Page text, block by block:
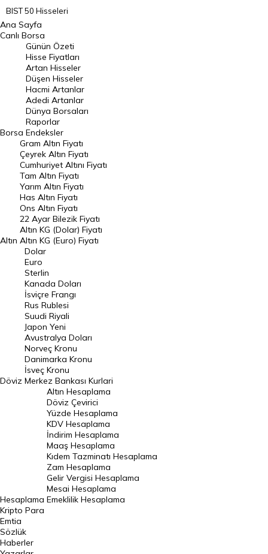
BIST 50 Hisseleri
BIST 100 Hisseleri
En Çok Artan Hisseler
En Çok Düşen Hisseler
Hacmi Artanlar
Geçmiş Kapanışlar
Dünya Borsaları
Raporlar
Endeksler
DÖVİZ
Döviz Kuru
Dolar Kuru
Euro Kuru
Pound Kuru
Frank Kuru
Riyal Kuru
Avustralya Doları
Danimarka Kronu Kuru
Kanada Doları Kuru
Norveç Kronu Kuru
İsveç Kronu Kuru
Japon Yeni Kuru
Serbest Piyasa Döviz Kurları
Merkez Bankası Döviz Kurları
Altın Fiyatları
Gram Altın Fiyatı
Çeyrek Altın Fiyatı
Ana Sayfa
Canlı Borsa
Borsa
Günün Özeti
Hisse Fiyatları
Artan Hisseler
Düşen Hisseler
Hacmi Artanlar
Adedi Artanlar
Dünya Borsaları
Raporlar
Endeksler
Altın
Gram Altın Fiyatı
Çeyrek Altın Fiyatı
Cumhuriyet Altını Fiyatı
Tam Altın Fiyatı
Yarım Altın Fiyatı
Has Altın Fiyatı
Ons Altın Fiyatı
22 Ayar Bilezik Fiyatı
Altın KG (Dolar) Fiyatı
Altın KG (Euro) Fiyatı
Döviz
Dolar
Euro
Sterlin
Kanada Doları
İsviçre Frangı
Rus Rublesi
Suudi Riyali
Japon Yeni
Avustralya Doları
Norveç Kronu
Danimarka Kronu
İsveç Kronu
Merkez Bankası Kurlari
Hesaplama
Altın Hesaplama
Döviz Çevirici
Yüzde Hesaplama
KDV Hesaplama
İndirim Hesaplama
Maaş Hesaplama
Kıdem Tazminatı Hesaplama
Zam Hesaplama
Gelir Vergisi Hesaplama
Mesai Hesaplama
Emeklilik Hesaplama
Kripto Para
Emtia
Sözlük
Haberler